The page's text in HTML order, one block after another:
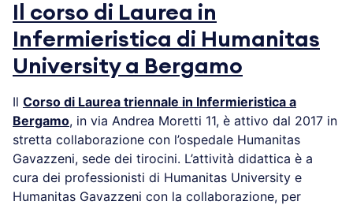
Il corso di Laurea in
Infermieristica di Humanitas
University a Bergamo
Il Corso di Laurea triennale in Infermieristica a
Bergamo, in via Andrea Moretti 11, è attivo dal 2017 in
stretta collaborazione con l’ospedale Humanitas
Gavazzeni, sede dei tirocini. L’attività didattica è a
cura dei professionisti di Humanitas University e
Humanitas Gavazzeni con la collaborazione, per